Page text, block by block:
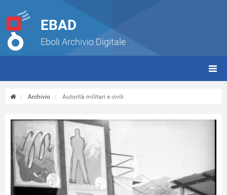
EBAD
Eboli Archivio Digitale
Archivio Autorità militari e civili